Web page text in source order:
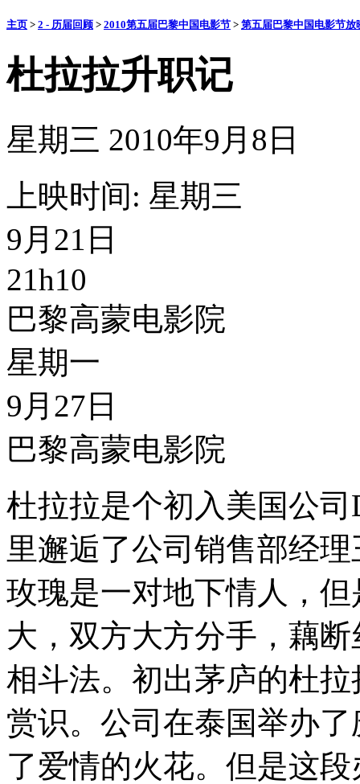
主页 > 2 - 历届回顾 > 2010第五届巴黎中国电影节 > 第五届巴黎中国电影节放
杜拉拉升职记
星期三 2010年9月8日
上映时间: 星期三
9月21日
21h10
巴黎高蒙电影院
星期一
9月27日
巴黎高蒙电影院
杜拉拉是个初入美国公
里邂逅了公司销售部经
玫瑰是一对地下情人，
大，双方大方分手，藕
相斗法。初出茅庐的杜
赏识。公司在泰国举办
了爱情的火花。但是这